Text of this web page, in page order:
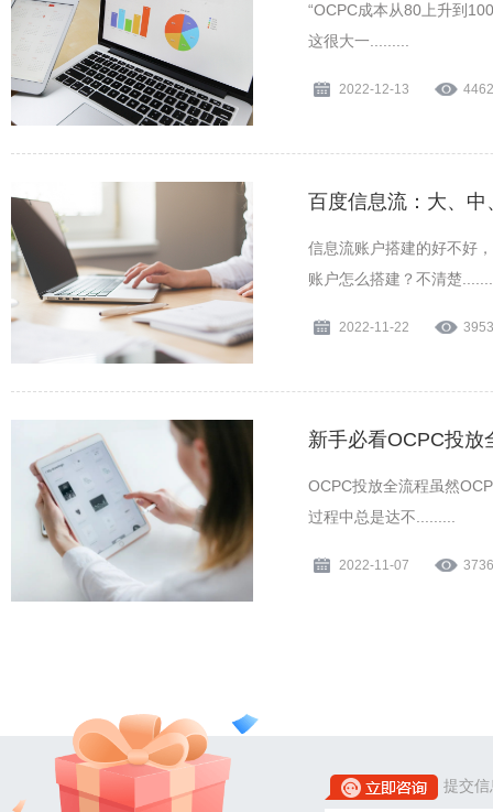
“OCPC成本从80上升到
这很大一.........
2022-12-13
百度信息流：大、
信息流账户搭建的好不好
账户怎么搭建？不清楚
2022-11-22
新手必看OCPC投放
OCPC投放全流程虽然
过程中总是达不.........
2022-11-07
提交